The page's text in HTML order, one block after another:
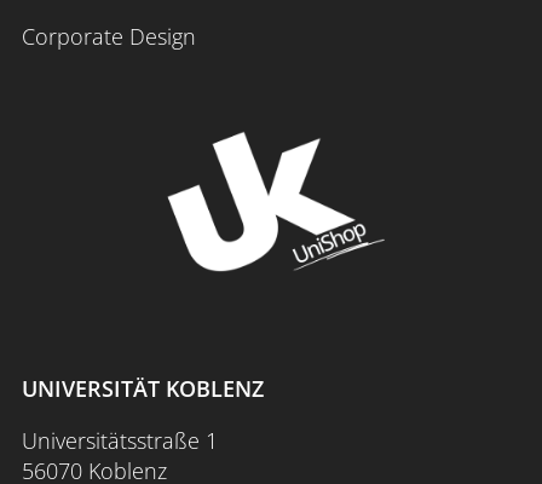
Corporate Design
UNIVERSITÄT KOBLENZ
Universitätsstraße 1
56070 Koblenz